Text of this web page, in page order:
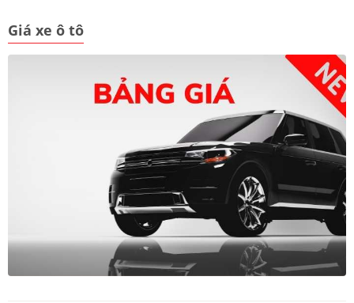
Giá xe ô tô